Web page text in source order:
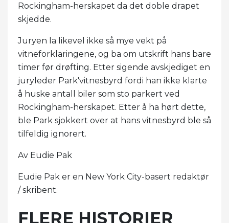
Rockingham-herskapet da det doble drapet
skjedde.
Juryen la likevel ikke så mye vekt på
vitneforklaringene, og ba om utskrift hans bare
timer før drøfting. Etter sigende avskjediget en
juryleder Park'vitnesbyrd fordi han ikke klarte
å huske antall biler som sto parkert ved
Rockingham-herskapet. Etter å ha hørt dette,
ble Park sjokkert over at hans vitnesbyrd ble så
tilfeldig ignorert.
Av Eudie Pak
Eudie Pak er en New York City-basert redaktør
/ skribent.
FLERE HISTORIER